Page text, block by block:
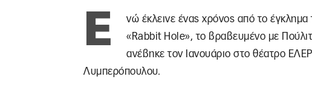
Ε
νώ έκλεινε ένας χρόνος από το
«Rabbit Hole», το βραβευμένο με
ανέβηκε τον Ιανουάριο στο θέατρο
Λυμπερόπουλου.